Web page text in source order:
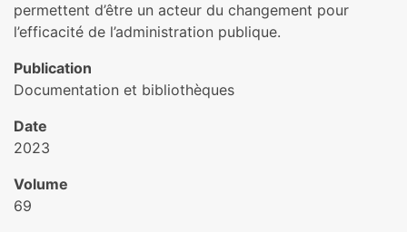
permettent d’être un acteur du changement pour
l’efficacité de l’administration publique.
Publication
Documentation et bibliothèques
Date
2023
Volume
69